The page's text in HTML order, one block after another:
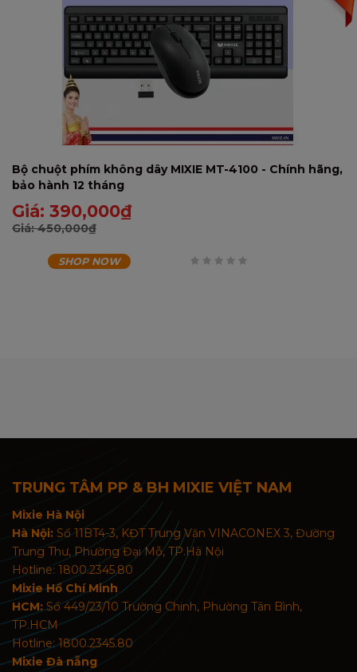
Bộ chuột phím không dây MIXIE MT-4100 - Chính hãng,
bảo hành 12 tháng
Giá: 390,000₫
Giá:450,000₫
SHOP NOW
TRUNG TÂM PP & BH MIXIE VIỆT NAM
Mixie Hà Nội
Hà Nội: Số 11BT4-3, KĐT Trung Văn VINACONEX 3, Đường
Trung Thư, Phường Đại Mỗ, TP.Hà Nội
Hotline: 1800.2345.80
Mixie Hồ Chí Minh
HCM:Số 449/23/10 Trường Chinh, Phường Tân Bình,
TP.HCM
Hotline: 1800.2345.80
Mixie Đà nẵng